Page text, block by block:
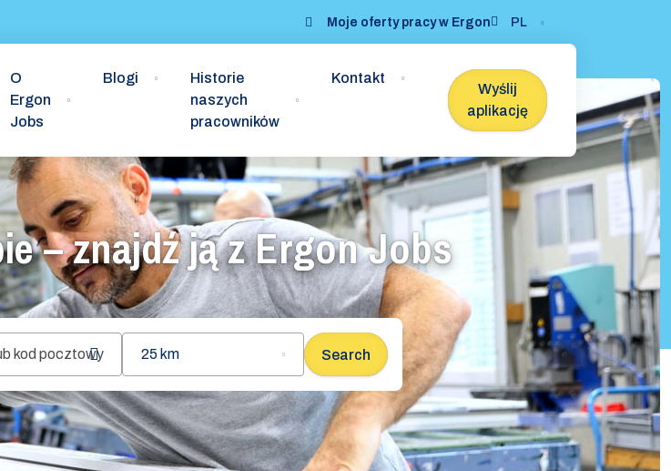
Moje oferty pracy w Ergon PL
O
Ergon
Jobs
Blogi
Historie
naszych
pracowników
Kontakt
Wyślij
aplikację
– znajdź ją z Ergon Jobs
Retrieve
location
25 km Search